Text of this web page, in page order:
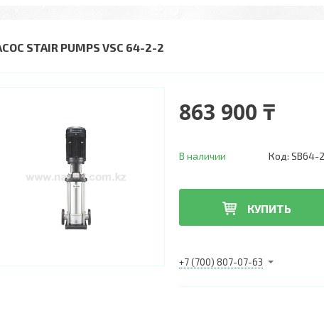
STAIR PUMPS VSC 64-2-2
863 900 ₸
В наличии Код: SB64-
КУПИТЬ
+7 (700) 807-07-63